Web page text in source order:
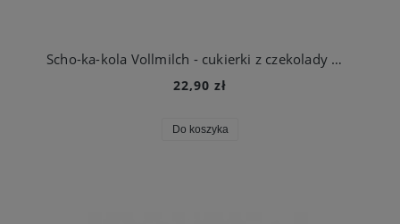
Scho-ka-kola Vollmilch - cukierki z czekolady mlecznej z kofeiną 100g
22,90 zł
Do koszyka